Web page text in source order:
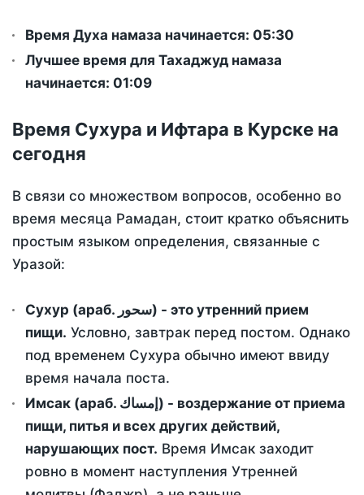
Время Духа намаза начинается: 05:30
Лучшее время для Тахаджуд намаза
начинается: 01:09
Время Сухура и Ифтара в Курске на
сегодня
В связи со множеством вопросов, особенно во
время месяца Рамадан, стоит кратко объяснить
простым языком определения, связанные с
Уразой:
Сухур (араб. سحور) - это утренний прием
пищи. Условно, завтрак перед постом. Однако
под временем Сухура обычно имеют ввиду
время начала поста.
Имсак (араб. إمساك) - воздержание от приема
пищи, питья и всех других действий,
нарушающих пост. Время Имсак заходит
ровно в момент наступления Утренней